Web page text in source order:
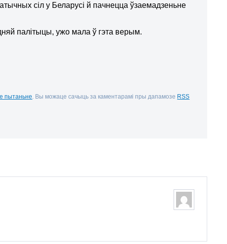
сіл у Беларусі й пачнецца ўзаемадзеньне
палітыцы, ужо мала ў гэта верым.
пытаньне . Вы можаце сачыць за каментарамі пры дапамозе RSS